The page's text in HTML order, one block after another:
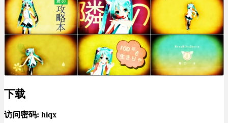
下载
访问密码: hiqx